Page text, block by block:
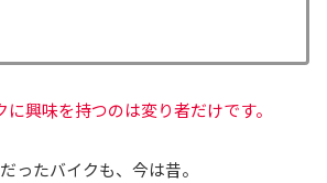
興味を持つのは変り者だけです。
ったバイクも、今は昔。